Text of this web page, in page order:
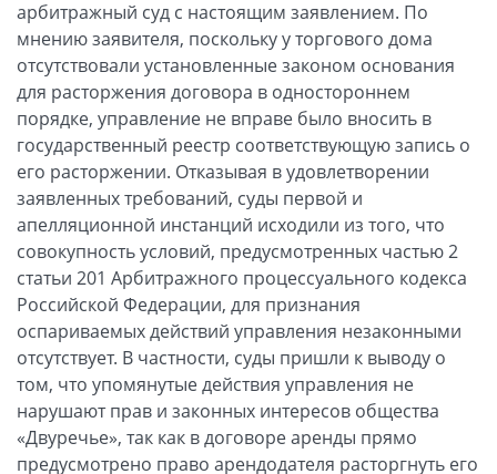
арбитражный суд с настоящим заявлением. По
мнению заявителя, поскольку у торгового дома
отсутствовали установленные законом основания
для расторжения договора в одностороннем
порядке, управление не вправе было вносить в
государственный реестр соответствующую запись о
его расторжении. Отказывая в удовлетворении
заявленных требований, суды первой и
апелляционной инстанций исходили из того, что
совокупность условий, предусмотренных частью 2
статьи 201 Арбитражного процессуального кодекса
Российской Федерации, для признания
оспариваемых действий управления незаконными
отсутствует. В частности, суды пришли к выводу о
том, что упомянутые действия управления не
нарушают прав и законных интересов общества
«Двуречье», так как в договоре аренды прямо
предусмотрено право арендодателя расторгнуть его